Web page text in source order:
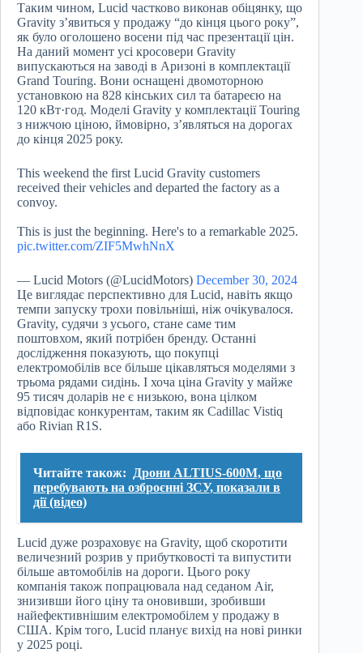
Таким чином, Lucid частково виконав обіцянку, що
Gravity з’явиться у продажу “до кінця цього року”,
як було оголошено восени під час презентації цін.
На даний момент усі кросовери Gravity
випускаються на заводі в Аризоні в комплектації
Grand Touring. Вони оснащені двомоторною
установкою на 828 кінських сил та батареєю на
120 кВт·год. Моделі Gravity у комплектації Touring
з нижчою ціною, ймовірно, з’являться на дорогах
до кінця 2025 року.
This weekend the first Lucid Gravity customers
received their vehicles and departed the factory as a
convoy.
This is just the beginning. Here's to a remarkable 2025.
pic.twitter.com/ZIF5MwhNnX
— Lucid Motors (@LucidMotors) December 30, 2024
Це виглядає перспективно для Lucid, навіть якщо
темпи запуску трохи повільніші, ніж очікувалося.
Gravity, судячи з усього, стане саме тим
поштовхом, який потрібен бренду. Останні
дослідження показують, що покупці
електромобілів все більше цікавляться моделями з
трьома рядами сидінь. І хоча ціна Gravity у майже
95 тисяч доларів не є низькою, вона цілком
відповідає конкурентам, таким як Cadillac Vistiq
або Rivian R1S.
Читайте також:
Дрони ALTIUS-600M, що
перебувають на озброєнні ЗСУ, показали в
дії (відео)
Lucid дуже розраховує на Gravity, щоб скоротити
величезний розрив у прибутковості та випустити
більше автомобілів на дороги. Цього року
компанія також попрацювала над седаном Air,
знизивши його ціну та оновивши, зробивши
найефективнішим електромобілем у продажу в
США. Крім того, Lucid планує вихід на нові ринки
у 2025 році.